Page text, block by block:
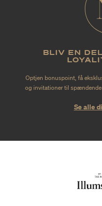
BLIV EN
Optjen bonuspoint, få
og invitationer til
Se alle